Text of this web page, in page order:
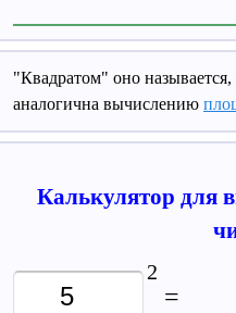
"Квадратом" оно
аналогична вычислению
Калькулятор для
2
=